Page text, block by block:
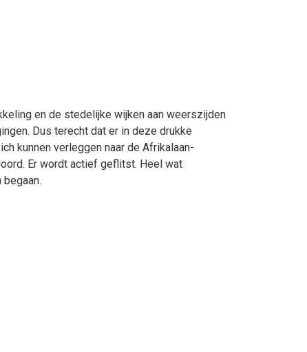
en de stedelijke wijken aan weerszijden
Dus terecht dat er in deze drukke
kunnen verleggen naar de Afrikalaan-
Er wordt actief geflitst. Heel wat